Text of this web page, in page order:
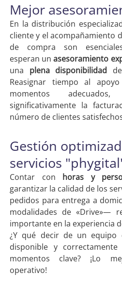
Mejor
En la distribución
cliente y el acompañamiento
de compra son
esperan unasesoramiento
una plena disponibilidad
Reasignar tiempo al
momentos
significativamente la
número de clientes
Gestión
servicios
Contar con horas y
garantizar la calidad de los
pedidos para entrega a
modalidades de «Drive»—
importante en la experiencia
¿Y qué decir de un equipo
disponible y
momentos clave? ¡Lo
operativo!